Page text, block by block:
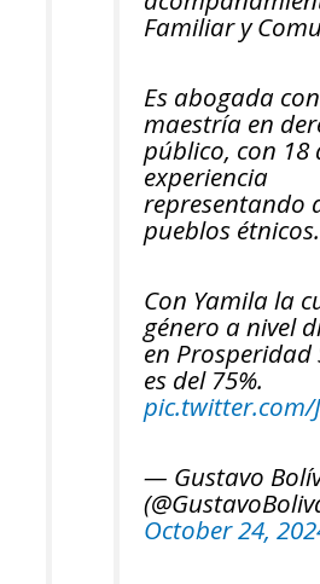
Familiar y
Es abogada con
maestría en
público, con 18
experiencia
representando
pueblos étnicos.
Con Yamila la
género a nivel
en Prosperidad
es del 75%.
pic.twitter.com/
— Gustavo
October 24,